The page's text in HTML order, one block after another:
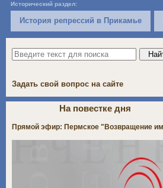
Исторический раздел:
История репрессий в Прикамье
Задать свой вопрос на сайте
На повестке дня
Прямой эфир: Пермское "Возвращение